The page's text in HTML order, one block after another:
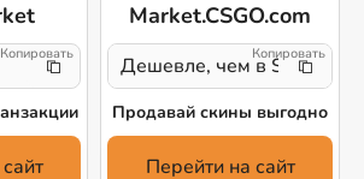
Market.CSGO.com
Дешевле, чем в Steam!
Продавай скины выгодно
Перейти на сайт